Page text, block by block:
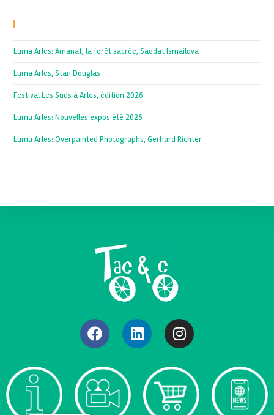
Luma Arles: Amanat, la forêt sacrée, Saodat Ismailova
Luma Arles, Stan Douglas
Festival Les Suds à Arles, édition 2026
Luma Arles: Nouvelles expos été 2026
Luma Arles: Overpainted Photographs, Gerhard Richter